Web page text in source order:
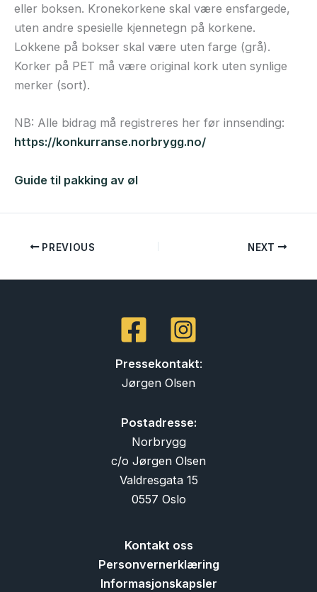
eller boksen. Kronekorkene skal være ensfargede,
uten andre spesielle kjennetegn på korkene.
Lokkene på bokser skal være uten farge (grå).
Korker på PET må være original kork uten synlige
merker (sort).
NB: Alle bidrag må registreres her før innsending:
https://konkurranse.norbrygg.no/
Guide til pakking av øl
PREVIOUS NEXT
Pressekontakt:
Jørgen Olsen
Postadresse:
Norbrygg
c/o Jørgen Olsen
Valdresgata 15
0557 Oslo
Kontakt oss
Personvernerklæring
Informasjonskapsler